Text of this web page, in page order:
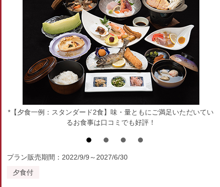
*【夕食一例：スタンダード2食】味・量ともにご満足いただいてい
るお食事は口コミでも好評！
プラン販売期間：2022/9/9～2027/6/30
夕食付